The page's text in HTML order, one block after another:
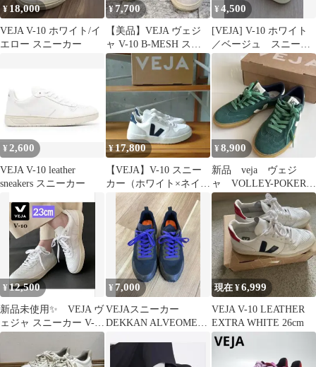
¥ 18,000
VEJA V-10 ホワイト/イ
エロー スニーカー
¥7,700
【美品】VEJA ヴェジ
ャ V-10 B-MESH スニ
ーカー ベージュ 24
¥4,500
[VEJA] V-10 ホワイト
／ベージュ スニーカ
ー EUR37
¥ 2,600
VEJA V-10 leather
sneakers スニーカー
¥17,800
【VEJA】V-10 スニー
カー（ホワイト×ネイビ
ー）
¥8,900
新品 veja ヴェジ
ャ VOLLEY-POKER
PIEERE-スニーカー
¥12,500
新品未使用✨ VEJA ヴ
ェジャ スニーカー V-10
LEATHER 23㎝
¥ 7,000
VEJAスニーカー
DEKKAN ALVEOMESH
現在 ¥6,999
VEJA V-10 LEATHER
EXTRA WHITE 26cm